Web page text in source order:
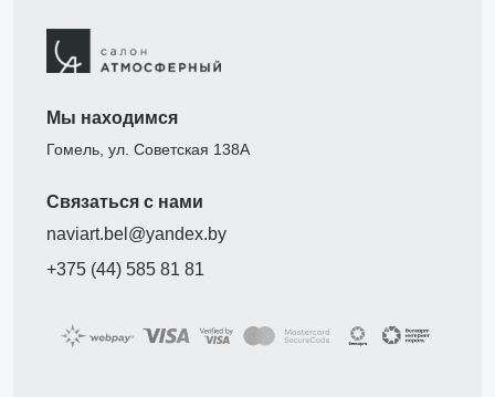
Мы находимся
Гомель, ул. Советская 138А
Связаться с нами
naviart.bel@yandex.by
+375 (44) 585 81 81